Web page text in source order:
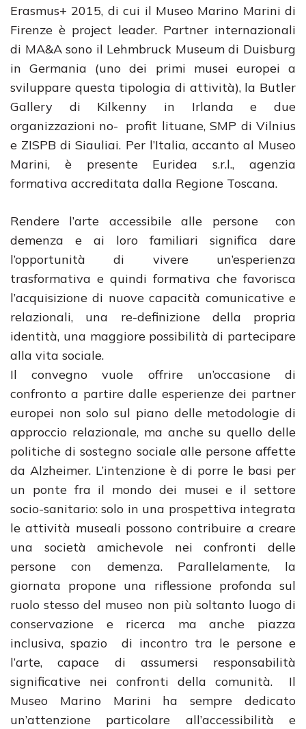
Erasmus+ 2015, di cui il Museo Marino Marini di
Firenze è project leader. Partner internazionali
di MA&A sono il Lehmbruck Museum di Duisburg
in Germania (uno dei primi musei europei a
sviluppare questa tipologia di attività), la Butler
Gallery di Kilkenny in Irlanda e due
organizzazioni no- profit lituane, SMP di Vilnius
e ZISPB di Siauliai. Per l’Italia, accanto al Museo
Marini, è presente Euridea s.r.l., agenzia
formativa accreditata dalla Regione Toscana.
Rendere l’arte accessibile alle persone con
demenza e ai loro familiari significa dare
l’opportunità di vivere un’esperienza
trasformativa e quindi formativa che favorisca
l’acquisizione di nuove capacità comunicative e
relazionali, una re-definizione della propria
identità, una maggiore possibilità di partecipare
alla vita sociale.
Il convegno vuole offrire un’occasione di
confronto a partire dalle esperienze dei partner
europei non solo sul piano delle metodologie di
approccio relazionale, ma anche su quello delle
politiche di sostegno sociale alle persone affette
da Alzheimer. L’intenzione è di porre le basi per
un ponte fra il mondo dei musei e il settore
socio-sanitario: solo in una prospettiva integrata
le attività museali possono contribuire a creare
una società amichevole nei confronti delle
persone con demenza. Parallelamente, la
giornata propone una riflessione profonda sul
ruolo stesso del museo non più soltanto luogo di
conservazione e ricerca ma anche piazza
inclusiva, spazio di incontro tra le persone e
l’arte, capace di assumersi responsabilità
significative nei confronti della comunità. Il
Museo Marino Marini ha sempre dedicato
un’attenzione particolare all’accessibilità e